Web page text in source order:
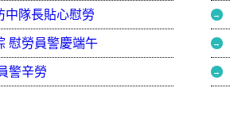
中隊長貼心慰勞
慰勞員警慶端午
警辛勞